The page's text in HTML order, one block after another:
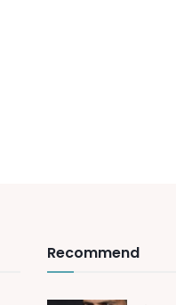
Recommend